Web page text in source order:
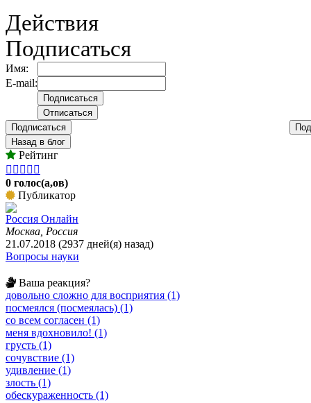
Действия
Подписаться
Имя:
E-mail:
Подписаться
Назад в блог
Рейтинг
    
0 голос(а,ов)
Публикатор
Россия Онлайн
Москва, Россия
21.07.2018 (2937 дней(я) назад)
Вопросы науки
Ваша реакция?
довольно сложно для восприятия (1)
посмеялся (посмеялась) (1)
со всем согласен (1)
меня вдохновило! (1)
грусть (1)
сочувствие (1)
удивление (1)
злость (1)
обескураженность (1)